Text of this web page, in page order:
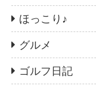
ほっこり♪
グルメ
ゴルフ日記